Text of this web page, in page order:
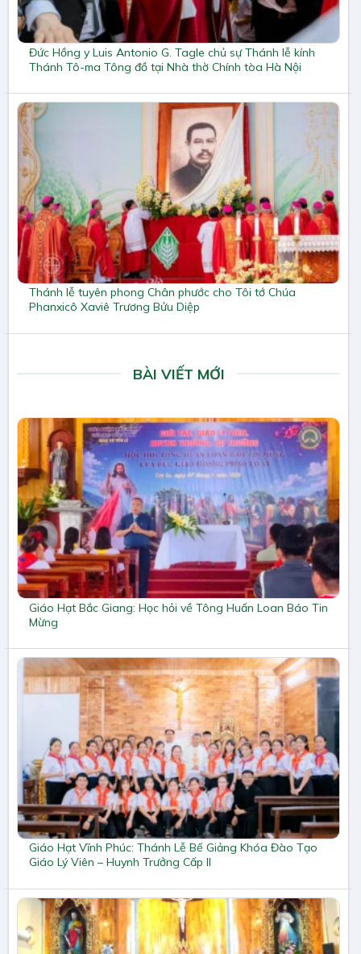
Đức Hồng y Luis Antonio G. Tagle chủ sự Thánh lễ kính
Thánh Tô-ma Tông đồ tại Nhà thờ Chính tòa Hà Nội
Thánh lễ tuyên phong Chân phước cho Tôi tớ Chúa
Phanxicô Xaviê Trương Bửu Diệp
BÀI VIẾT MỚI
Giáo Hạt Bắc Giang: Học hỏi về Tông Huấn Loan Báo Tin
Mừng
Giáo Hạt Vĩnh Phúc: Thánh Lễ Bế Giảng Khóa Đào Tạo
Giáo Lý Viên – Huynh Trưởng Cấp II